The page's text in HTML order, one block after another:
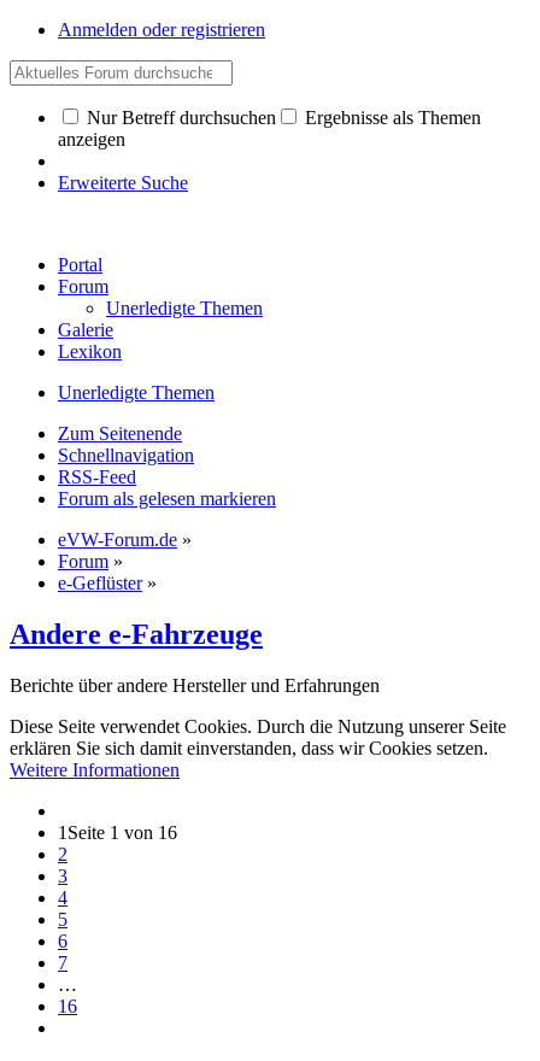
Anmelden oder registrieren
Nur Betreff durchsuchen
Ergebnisse als Themen
anzeigen
Erweiterte Suche
Portal
Forum
Unerledigte Themen
Galerie
Lexikon
Unerledigte Themen
Zum Seitenende
Schnellnavigation
RSS-Feed
Forum als gelesen markieren
eVW-Forum.de »
Forum »
e-Geflüster »
Andere e-Fahrzeuge
Berichte über andere Hersteller und Erfahrungen
Diese Seite verwendet Cookies. Durch die Nutzung unserer Seite
erklären Sie sich damit einverstanden, dass wir Cookies setzen.
Weitere Informationen
1 Seite 1 von 16
2
3
4
5
6
7
…
16